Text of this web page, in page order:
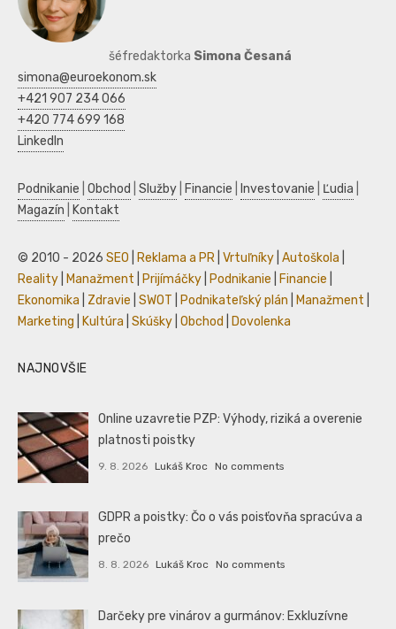
šéfredaktorka Simona Česaná
simona@euroekonom.sk
+421 907 234 066
+420 774 699 168
LinkedIn
Podnikanie Obchod Služby Financie Investovanie Ľudia
Magazín
Kontakt
© 2010 - 2026 SEO Reklama a PR Vrtuľníky Autoškola
Reality
Manažment Prijímáčky Podnikanie Financie
Ekonomika
Zdravie SWOT Podnikateľský plán Manažment
Marketing
Kultúra Skúšky Obchod Dovolenka
NAJNOVŠIE
Online uzavretie PZP: Výhody, riziká a overenie
platnosti poistky
9. 8. 2026 Lukáš Kroc No comments
GDPR a poistky: Čo o vás poisťovňa spracúva a
prečo
8. 8. 2026 Lukáš Kroc No comments
Darčeky pre vinárov a gurmánov: Exkluzívne